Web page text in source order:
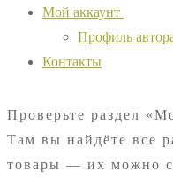
Мой аккаунт
Профиль
Контакты
Проверьте раздел
Там вы найдёте все
товары — их можно